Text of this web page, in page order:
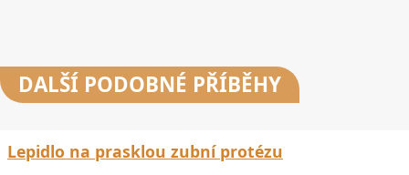
DALŠÍ PODOBNÉ PŘÍBĚHY
Lepidlo na prasklou zubní protézu